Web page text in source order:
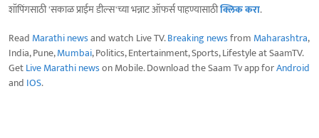
शॉपिंगसाठी 'सकाळ प्राईम डील्स'च्या भन्नाट ऑफर्स पाहण्यासाठीक्लिक करा.
Read Marathi newsand watch Live TV.Breaking newsfrom Maharashtra,
India, Pune,Mumbai, Politics, Entertainment, Sports, Lifestyle at SaamTV.
GetLive Marathi newson Mobile. Download the Saam Tv app forAndroid
and IOS.